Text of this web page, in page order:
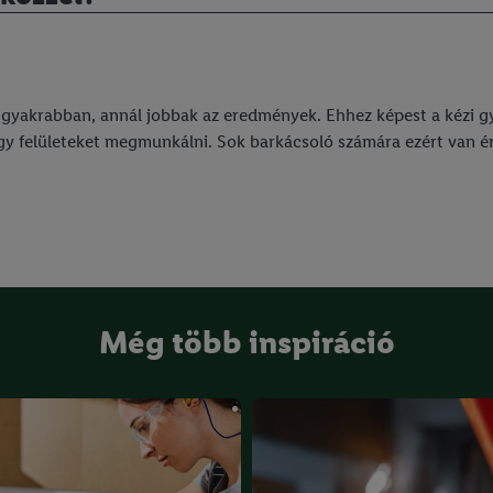
annál jobbak az eredmények. Ehhez képest a
felületeket megmunkálni. Sok barkácsoló számára ezért van
Még több inspiráció